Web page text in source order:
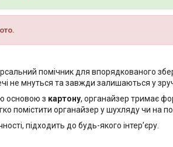
помічник для впорядкованого
не мнуться та завжди залишаються у
основою з картону, органайзер тримає
помістити органайзер у шухляду чи на
підходить до будь-якого інтер’єру.